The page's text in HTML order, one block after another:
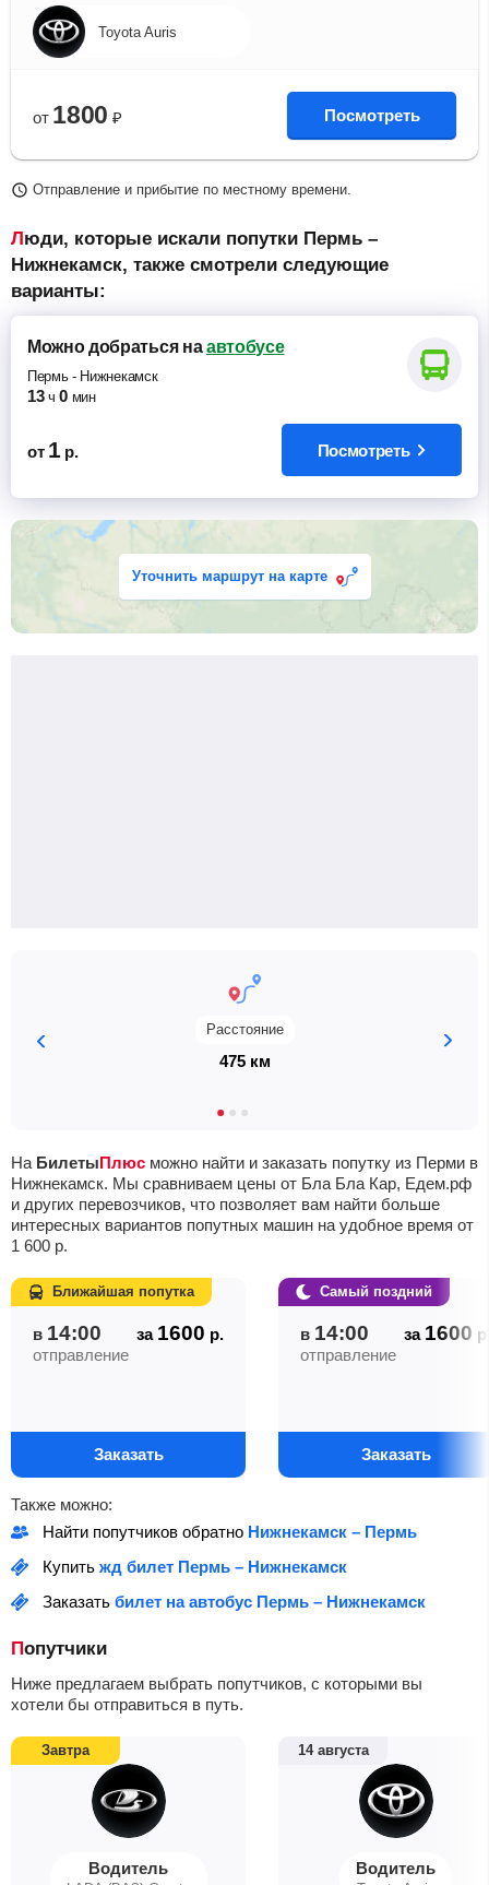
Toyota Auris
от 1800 ₽ Посмотреть
Отправление и прибытие по местному времени.
Люди, которые искали попутки Пермь –
Нижнекамск, также смотрели следующие
варианты:
Можно добратьсяна автобусе
Пермь- Нижнекамск
13 ч 0 мин
от 1 р. Посмотреть
Уточнить маршрут на карте
Расстояние
475 км
На БилетыПлюс можно найти и заказать попутку из Перми в
Нижнекамск. Мы сравниваем цены от Бла Бла Кар, Едем.рф
и других перевозчиков, что позволяет вам найти больше
интересных вариантов попутных машин на удобное время от
1 600 р.
в 14:00 за 1600 р.
отправление
Заказать
Ближайшая попутка
в 14:00 за 1600
отправление
Заказать
Самый поздний
Также можно:
Найти попутчиков обратно Нижнекамск – Пермь
Купить жд билет Пермь – Нижнекамск
Заказать билет на автобус Пермь – Нижнекамск
Попутчики
Ниже предлагаем выбрать попутчиков, с которыми вы
хотели бы отправиться в путь.
Завтра
Водитель
14 августа
Водитель